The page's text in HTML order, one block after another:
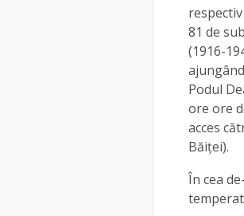
81 de
(1916-
Podul
ore ore
acces
Băiței).
În cea